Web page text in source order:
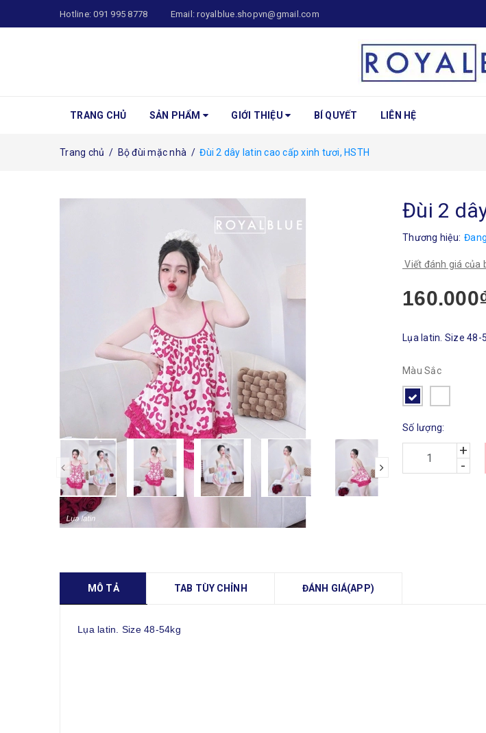
Hotline:091 995 8778 Email:royalblue.shopvn@gmail.com
TRANG CHỦ SẢN PHẨM GIỚI THIỆU BÍ QUYẾT LIÊN HỆ
Trang chủ / Bộ đùi mặc nhà / Đùi 2 dây latin cao cấp xinh tươi, HSTH
Đùi 2
Thương hiệu:
Viết đánh giá của
Lụa latin. Size 48-
Màu Sắc
Số lượng:
+
-
MÔ TẢ TAB TÙY CHỈNH ĐÁNH GIÁ(APP)
Lụa latin. Size 48-54kg